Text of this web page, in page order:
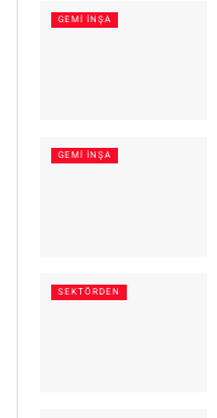
GEMI İNŞA
GEMI İNŞA
SEKTÖRDEN